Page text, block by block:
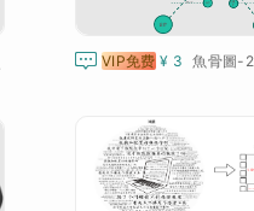
 VIP免费 ¥ 3 魚骨圖-2